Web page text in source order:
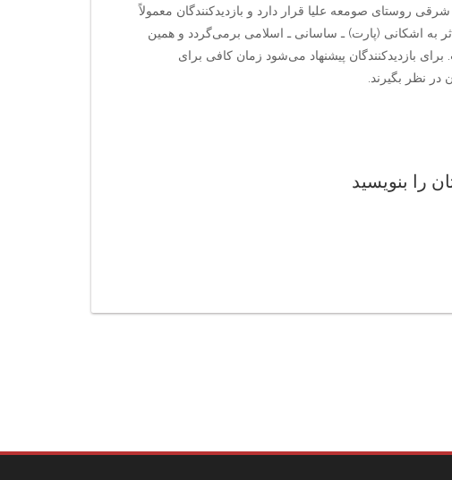
روستای صومعه علیا قرار دارد و بازدیدکنندگان معمولاً
اشکانی (پارت) ـ ساسانی ـ اسلامی برمی‌گردد و همین
بازدیدکنندگان پیشنهاد می‌شود زمان کافی برای
نظر بگیرند.
را بنویسید